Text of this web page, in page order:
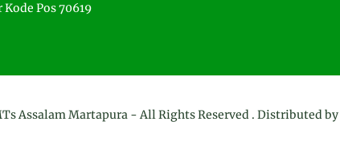
Kode Pos 70619
Assalam Martapura- All Rights Reserved . Distributed by